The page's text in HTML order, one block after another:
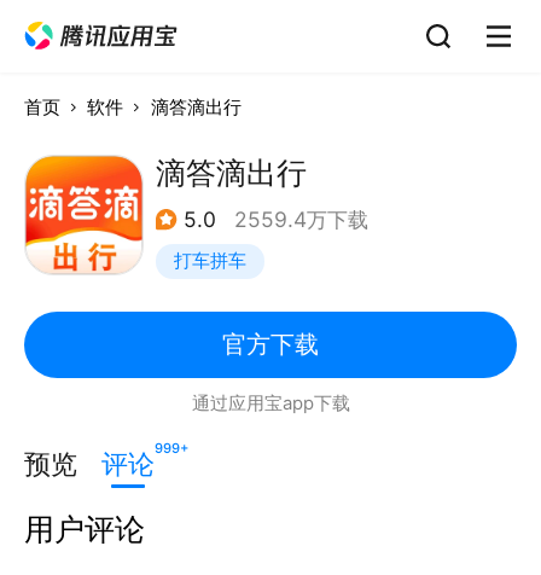
首页 软件 滴答滴出行
滴答滴出行
5.0 2559.4万下载
打车拼车
官方下载
通过应用宝app下载
预览 评论999+
用户评论